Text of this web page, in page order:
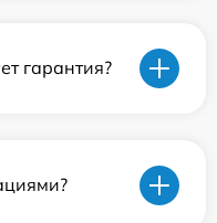
гарантия?